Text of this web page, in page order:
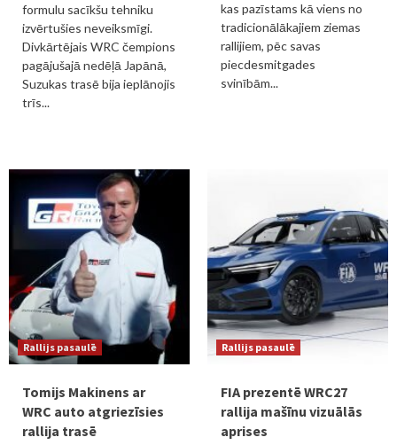
formulu sacīkšu tehniku
izvērtušies neveiksmīgi.
Divkārtējais WRC čempions
pagājušajā nedēļā Japānā,
Suzukas trasē bija ieplānojis
trīs...
kas pazīstams kā viens no
tradicionālākajiem ziemas
rallijiem, pēc savas
piecdesmitgades
svinībām...
Rallijs pasaulē
Tomijs Makinens ar
WRC auto atgriezīsies
rallija trasē
Rallijs pasaulē
FIA prezentē WRC27
rallija mašīnu vizuālās
aprises